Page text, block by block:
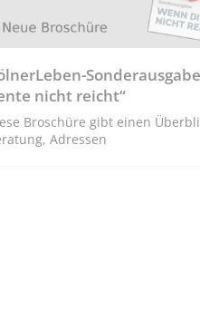
nicht reicht“
Broschüre gibt einen
Adressen